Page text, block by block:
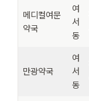
메디컬여문
약국
여
서
동
만광약국
여
서
동